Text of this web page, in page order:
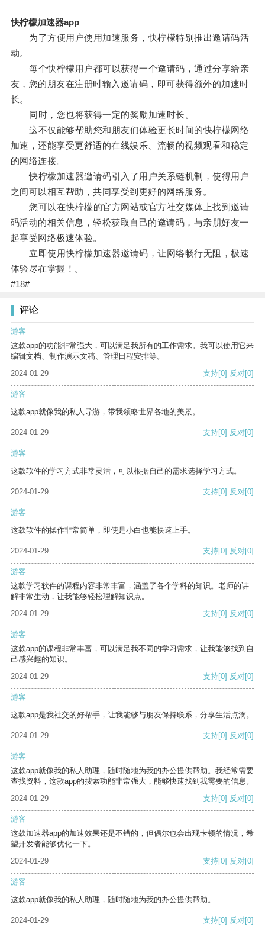
快柠檬加速器app
为了方便用户使用加速服务，快柠檬特别推出邀请码活
动。
每个快柠檬用户都可以获得一个邀请码，通过分享给亲
友，您的朋友在注册时输入邀请码，即可获得额外的加速时
长。
同时，您也将获得一定的奖励加速时长。
这不仅能够帮助您和朋友们体验更长时间的快柠檬网络
加速，还能享受更舒适的在线娱乐、流畅的视频观看和稳定
的网络连接。
快柠檬加速器邀请码引入了用户关系链机制，使得用户
之间可以相互帮助，共同享受到更好的网络服务。
您可以在快柠檬的官方网站或官方社交媒体上找到邀请
码活动的相关信息，轻松获取自己的邀请码，与亲朋好友一
起享受网络极速体验。
立即使用快柠檬加速器邀请码，让网络畅行无阻，极速
体验尽在掌握！。
#18#
评论
游客
这款app的功能非常强大，可以满足我所有的工作需求。我可以使用它来
编辑文档、制作演示文稿、管理日程安排等。
2024-01-29
支持[0] 反对[0]
游客
这款app就像我的私人导游，带我领略世界各地的美景。
2024-01-29 支持[0] 反对[0]
游客
这款软件的学习方式非常灵活，可以根据自己的需求选择学习方式。
2024-01-29 支持[0] 反对[0]
游客
这款软件的操作非常简单，即使是小白也能快速上手。
2024-01-29 支持[0] 反对[0]
游客
这款学习软件的课程内容非常丰富，涵盖了各个学科的知识。老师的讲
解非常生动，让我能够轻松理解知识点。
2024-01-29
支持[0] 反对[0]
游客
这款app的课程非常丰富，可以满足我不同的学习需求，让我能够找到自
己感兴趣的知识。
2024-01-29
支持[0] 反对[0]
游客
这款app是我社交的好帮手，让我能够与朋友保持联系，分享生活点滴。
2024-01-29 支持[0] 反对[0]
游客
这款app就像我的私人助理，随时随地为我的办公提供帮助。我经常需要
查找资料，这款app的搜索功能非常强大，能够快速找到我需要的信息。
2024-01-29
支持[0] 反对[0]
游客
这款加速器app的加速效果还是不错的，但偶尔也会出现卡顿的情况，希
望开发者能够优化一下。
2024-01-29
支持[0] 反对[0]
游客
这款app就像我的私人助理，随时随地为我的办公提供帮助。
2024-01-29 支持[0] 反对[0]